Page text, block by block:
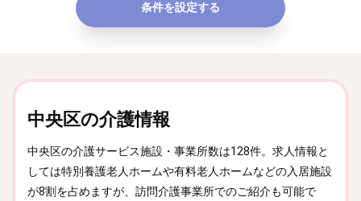
条件を設定する
中央区の介護情報
中央区の介護サービス施設・事業所数は128件。求人情報と
しては特別養護老人ホームや有料老人ホームなどの入居施設
が8割を占めますが、訪問介護事業所でのご紹介も可能で